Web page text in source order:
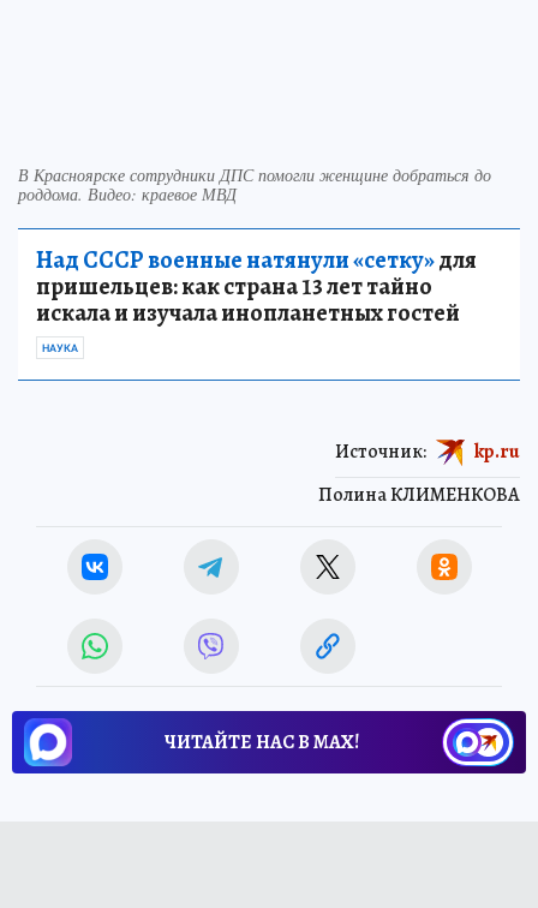
В Красноярске сотрудники ДПС помогли женщине добраться до
роддома. Видео: краевое МВД
Над СССР военные натянули «сетку»для
пришельцев: как страна 13 лет тайно
искала и изучала инопланетных гостей
НАУКА
Полина КЛИМЕНКОВА
Источник: kp.ru
ЧИТАЙТЕ НАС В МАХ!